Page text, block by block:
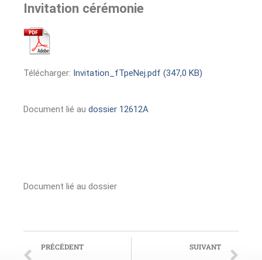
Invitation cérémonie
Télécharger: Invitation_fTpeNej.pdf (347,0 KB)
Document lié au dossier 12612A
Document lié au dossier
PRÉCÉDENT SUIVANT